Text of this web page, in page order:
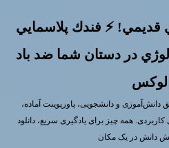
⚡ فندك پلاسمايي
در دستان شما ضد باد
و دانشجویی، پاورپوینت آماده،
همه چیز برای یادگیری سریع، دانلود
دانش در یک مکان